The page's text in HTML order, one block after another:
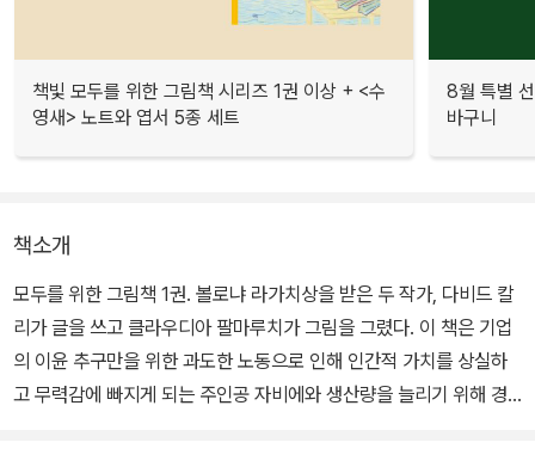
책빛 모두를 위한 그림책 시리즈 1권 이상 + <수
영새> 노트와 엽서 5종 세트
8월 특별
바구니
책소개
모두를 위한 그림책 1권. 볼로냐 라가치상을 받은 두 작가, 다비드 칼
리가 글을 쓰고 클라우디아 팔마루치가 그림을 그렸다. 이 책은 기업
의 이윤 추구만을 위한 과도한 노동으로 인해 인간적 가치를 상실하
고 무력감에 빠지게 되는 주인공 자비에와 생산량을 늘리기 위해 경